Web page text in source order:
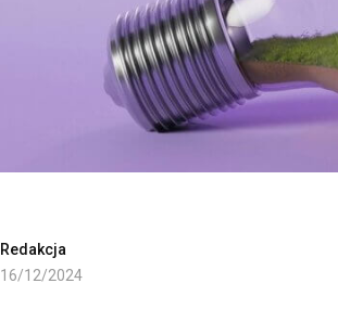
Redakcja
16/12/2024